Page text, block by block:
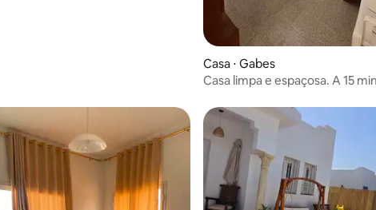
Casa ⋅ Gabes
Casa limpa e espaçosa. A 15 minutos do